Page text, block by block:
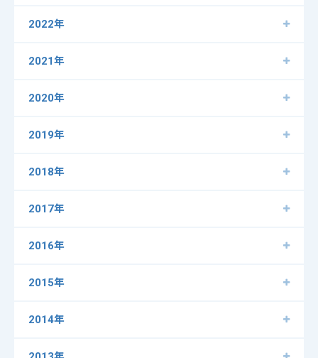
2022年
2021年
2020年
2019年
2018年
2017年
2016年
2015年
2014年